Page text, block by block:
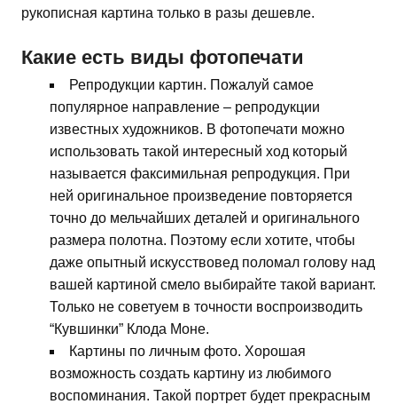
рукописная картина только в разы дешевле.
Какие есть виды фотопечати
Репродукции картин. Пожалуй самое
популярное направление – репродукции
известных художников. В фотопечати можно
использовать такой интересный ход который
называется факсимильная репродукция. При
ней оригинальное произведение повторяется
точно до мельчайших деталей и оригинального
размера полотна. Поэтому если хотите, чтобы
даже опытный искусствовед поломал голову над
вашей картиной смело выбирайте такой вариант.
Только не советуем в точности воспроизводить
“Кувшинки” Клода Моне.
Картины по личным фото. Хорошая
возможность создать картину из любимого
воспоминания. Такой портрет будет прекрасным